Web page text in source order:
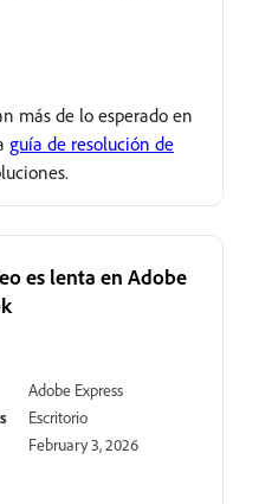
más de lo esperado en
guía de resolución de
es lenta en Adobe
Adobe Express
Escritorio
February 3, 2026